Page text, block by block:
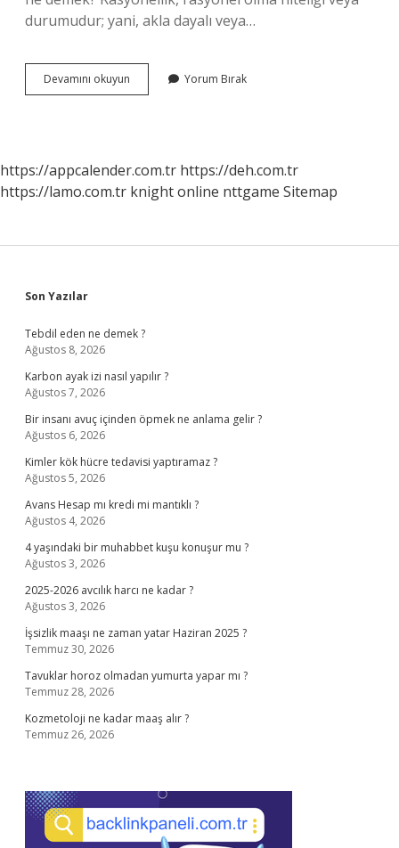
durumudur; yani, akla dayalı veya…
Devamını okuyun Rasyonel
Canlı
Yorum Bırak
https://appcalender.com.tr https://deh.com.tr
https://lamo.com.tr knight online nttgame Sitemap
Sidebar
Son Yazılar
Tebdil eden ne demek ?
Ağustos 8, 2026
Karbon ayak izi nasıl yapılır ?
Ağustos 7, 2026
Bir insanı avuç içinden öpmek ne anlama gelir ?
Ağustos 6, 2026
Kimler kök hücre tedavisi yaptıramaz ?
Ağustos 5, 2026
Avans Hesap mı kredi mi mantıklı ?
Ağustos 4, 2026
4 yaşındaki bir muhabbet kuşu konuşur mu ?
Ağustos 3, 2026
2025-2026 avcılık harcı ne kadar ?
Ağustos 3, 2026
İşsizlik maaşı ne zaman yatar Haziran 2025 ?
Temmuz 30, 2026
Tavuklar horoz olmadan yumurta yapar mı ?
Temmuz 28, 2026
Kozmetoloji ne kadar maaş alır ?
Temmuz 26, 2026